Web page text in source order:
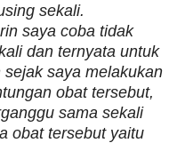
sekali.
saya coba tidak
dan ternyata untuk
saya melakukan
obat tersebut,
sama sekali
obat tersebut yaitu